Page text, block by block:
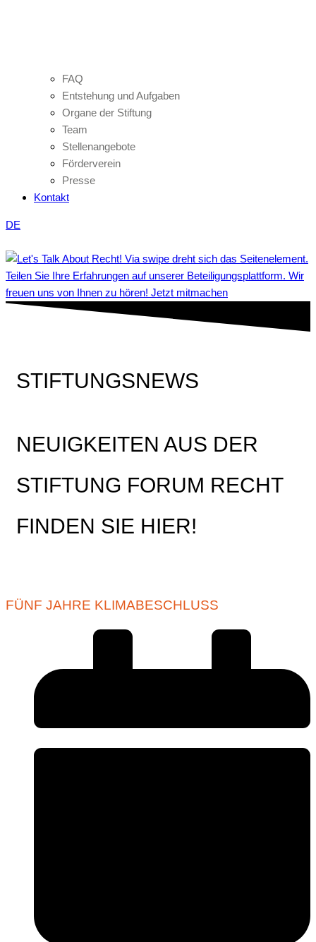
FAQ
Entstehung und Aufgaben
Organe der Stiftung
Team
Stellenangebote
Förderverein
Presse
Kontakt
DE
Teilen Sie Ihre Erfahrungen auf unserer Beteiligungsplattform. Wir
freuen uns von Ihnen zu hören! Jetzt mitmachen
STIFTUNGSNEWS
NEUIGKEITEN AUS DER
STIFTUNG FORUM RECHT
FINDEN SIE HIER!
FÜNF JAHRE KLIMABESCHLUSS